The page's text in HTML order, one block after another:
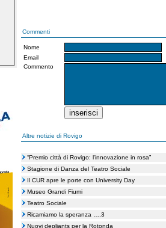
Commenti
Nome
Email
Commento
Altre notizie di Rovigo
“Premio città di Rovigo: l'innovazione in rosa”
Stagione di Danza del Teatro Sociale
Il CUR apre le porte con University Day
Museo Grandi Fiumi
Teatro Sociale
Ricamiamo la speranza ….3
Nuovi depliants per la Rotonda